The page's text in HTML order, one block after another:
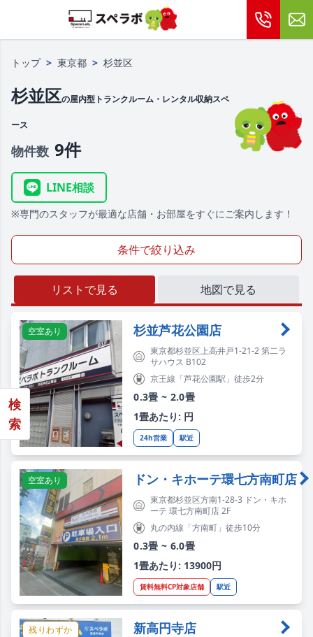
トップ > 東京都 > 杉並区
杉並区の屋内型トランクルーム・レンタル収納スペ
ース
物件数 9件
LINE相談
※専門のスタッフが最適な店舗・お部屋をすぐにご案内します！
検
索
条件で絞り込み
リストで見る 地図で見る
空室あり 杉並芦花公園店
東京都杉並区上高井戸1-21-2 第二ラ
サハウス B102
京王線「芦花公園駅」徒歩2分
0.3畳 ~ 2.0畳
1畳あたり: 円
24h営業 駅近
空室あり ドン・キホーテ環七方南町店
東京都杉並区方南1-28-3 ドン・キホ
ーテ 環七方南町店 2F
丸の内線「方南町」徒歩10分
0.3畳 ~ 6.0畳
1畳あたり: 13900円
賃料無料CP対象店舗 駅近
残りわずか 新高円寺店